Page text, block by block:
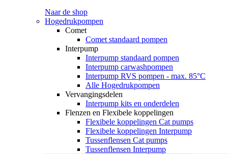
Naar de shop
Hogedrukpompen
Comet
Comet standaard pompen
Interpump
Interpump standaard pompen
Interpump carwashpompen
Interpump RVS pompen - max. 85°C
Alle Hogedrukpompen
Vervangingsdelen
Interpump kits en onderdelen
Flenzen en Flexibele koppelingen
Flexibele koppelingen Cat pumps
Flexibele koppelingen Interpump
Tussenflensen Cat pumps
Tussenflensen Interpump